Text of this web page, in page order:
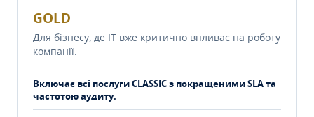
GOLD
Для бізнесу, де IT вже критично впливає на роботу
компанії.
Включає всі послуги CLASSIC з покращеними SLA та
частотою аудиту.